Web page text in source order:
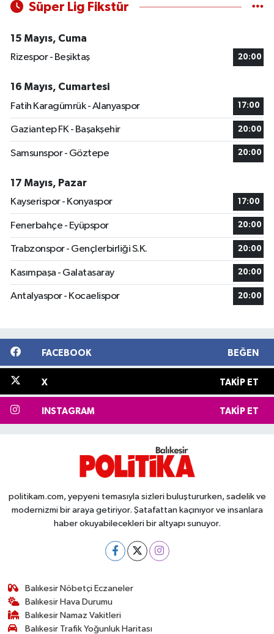
Süper Lig Fikstür
15 Mayıs, Cuma
Rizespor - Beşiktaş
20:00
16 Mayıs, Cumartesi
Fatih Karagümrük - Alanyaspor
17:00
Gaziantep FK - Başakşehir 20:00
Samsunspor - Göztepe 20:00
17 Mayıs, Pazar
Kayserispor - Konyaspor
17:00
Fenerbahçe - Eyüpspor 20:00
Trabzonspor - Gençlerbirliği S.K. 20:00
Kasımpaşa - Galatasaray 20:00
Antalyaspor - Kocaelispor 20:00
FACEBOOK BEĞEN
X TAKIP ET
INSTAGRAM TAKIP ET
politikam.com, yepyeni temasıyla sizleri buluştururken, sadelik ve
modernizmi bir araya getiriyor. Şatafattan kaçınıyor ve insanlara
haber okuyabilecekleri bir altyapı sunuyor.
Balıkesir Nöbetçi Eczaneler
Balıkesir Hava Durumu
Balıkesir Namaz Vakitleri
Balıkesir Trafik Yoğunluk Haritası